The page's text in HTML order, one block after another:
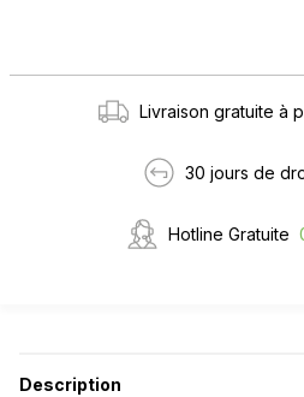
Livraison gratuite à
30 jours de
Hotline Gratuite
Description